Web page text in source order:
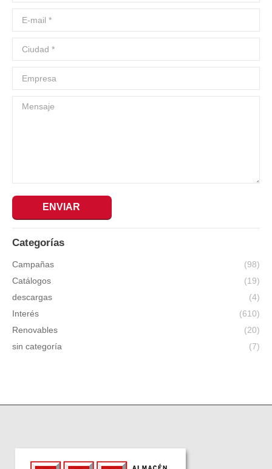
E-mail *
Ciudad *
Empresa
Mensaje
ENVIAR
Categorías
Campañas
(98)
Catálogos
(19)
descargas
(4)
Interés
(610)
Renovables
(20)
sin categoría
(7)